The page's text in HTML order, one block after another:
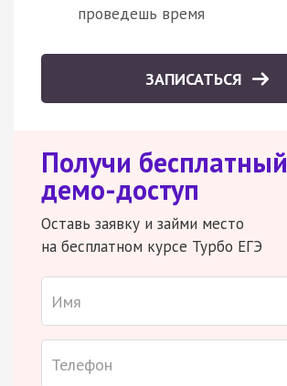
проведешь время
ЗАПИСАТЬСЯ
Получи бесплатный
демо-доступ
Оставь заявку и займи место
на бесплатном курсе Турбо ЕГЭ